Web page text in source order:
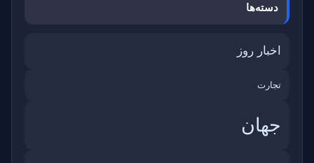
دسته‌ها
اخبار روز
تجارت
جهان